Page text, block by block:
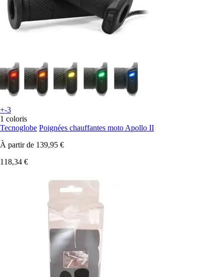
+-3
1 coloris
Tecnoglobe Poignées chauffantes moto Apollo II
À partir de 139,95 €
118,34 €